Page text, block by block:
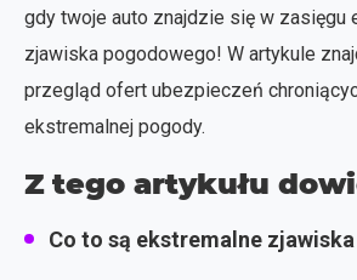
gdy twoje auto znajdzie się w zasięgu
zjawiska pogodowego! W artykule
przegląd ofert ubezpieczeń
ekstremalnej pogody.
Z tego artykułu
Co to są ekstremalne